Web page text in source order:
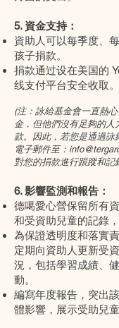
5. 資金支持：
資助人可以每季度、
孩子捐款。
捐款通过设在美国的
线支付平台安全收取。
(注：詠給基金會一直熱
金，但他們沒有足夠的人
款。因此，若您是通過詠
電子郵件至：
對您的捐款進行跟蹤和記
6. 影響監測和報告：
德噶愛心營保留所有
和受資助兒童的記錄
為保證透明度和落實
定期向資助人更新受
況，包括學習成績、
動。
編寫年度報告，突出
體影響，展示受助兒